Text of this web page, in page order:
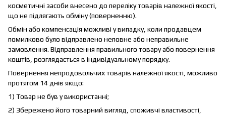
косметичні засоби внесено до переліку товарів належної якості,
що не підлягають обміну (поверненню).
Обмін або компенсація можливі у випадку, коли продавцем
помилково було відправлено неповне або неправильне
замовлення. Відправлення правильного товару або повернення
коштів, розглядається в індивідуальному порядку.
Повернення непродовольчих товарів належної якості, можливо
протягом 14 днів якщо:
1) Товар не був у використанні;
2) Збережено його товарний вигляд, споживчі властивості,